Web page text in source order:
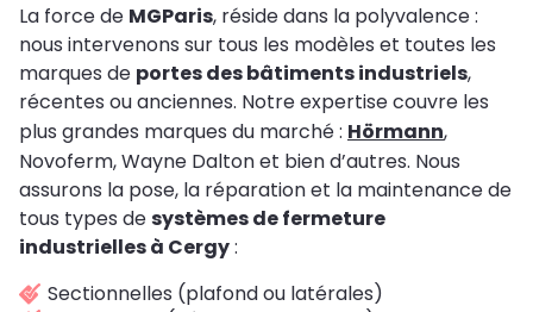
La force de MGParis, réside dans la polyvalence :
nous intervenons sur tous les modèles et toutes les
marques de portes des bâtiments industriels,
récentes ou anciennes. Notre expertise couvre les
plus grandes marques du marché : Hörmann,
Novoferm, Wayne Dalton et bien d’autres. Nous
assurons la pose, la réparation et la maintenance de
tous types desystèmes de fermeture
industrielles à Cergy:
Sectionnelles (plafond ou latérales)